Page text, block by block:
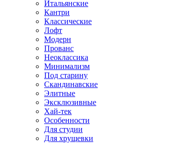
Итальянские
Кантри
Классические
Лофт
Модерн
Прованс
Неоклассика
Минимализм
Под старину
Скандинавские
Элитные
Эксклюзивные
Хай-тек
Особенности
Для студии
Для хрущевки